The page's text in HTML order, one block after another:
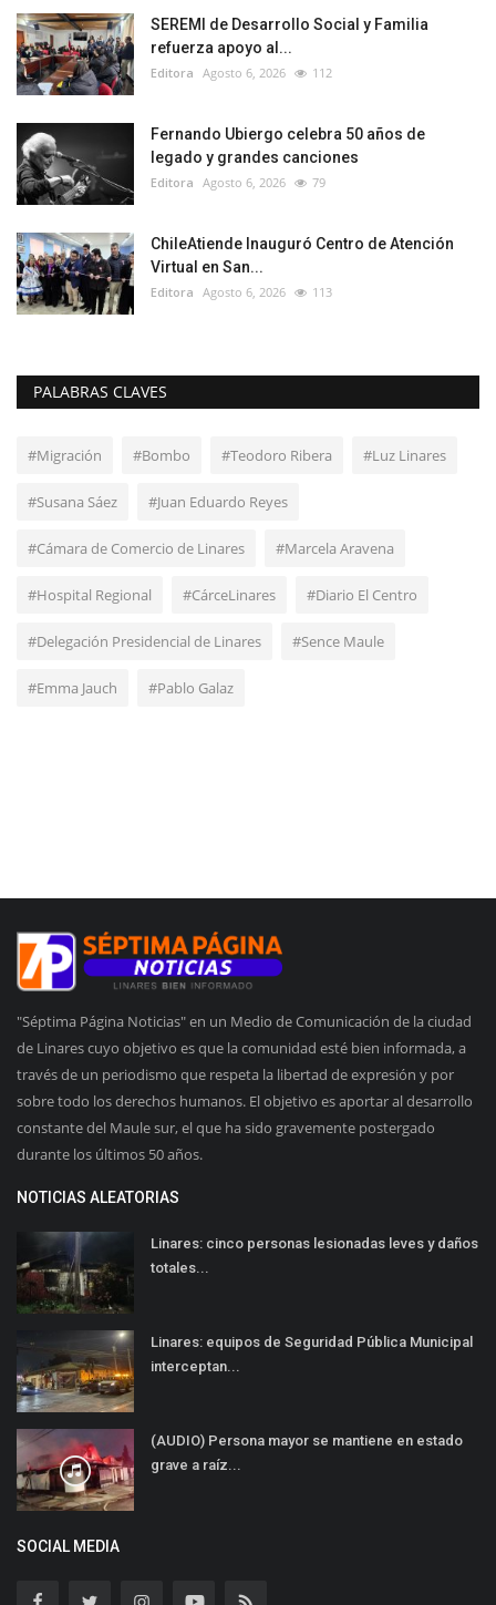
SEREMI de Desarrollo Social y Familia
refuerza apoyo al...
Editora Agosto 6, 2026 112
Fernando Ubiergo celebra 50 años de
legado y grandes canciones
Editora Agosto 6, 2026 79
ChileAtiende Inauguró Centro de Atención
Virtual en San...
Editora Agosto 6, 2026 113
PALABRAS CLAVES
#Migración #Bombo #Teodoro Ribera #Luz Linares
#Susana Sáez #Juan Eduardo Reyes
#Cámara de Comercio de Linares #Marcela Aravena
#Hospital Regional #CárceLinares #Diario El Centro
#Delegación Presidencial de Linares #Sence Maule
#Emma Jauch #Pablo Galaz
"Séptima Página Noticias" en un Medio de Comunicación de la ciudad
de Linares cuyo objetivo es que la comunidad esté bien informada, a
través de un periodismo que respeta la libertad de expresión y por
sobre todo los derechos humanos. El objetivo es aportar al desarrollo
constante del Maule sur, el que ha sido gravemente postergado
durante los últimos 50 años.
NOTICIAS ALEATORIAS
Linares: cinco personas lesionadas leves y daños
totales...
Linares: equipos de Seguridad Pública Municipal
interceptan...
(AUDIO) Persona mayor se mantiene en estado
grave a raíz...
SOCIAL MEDIA